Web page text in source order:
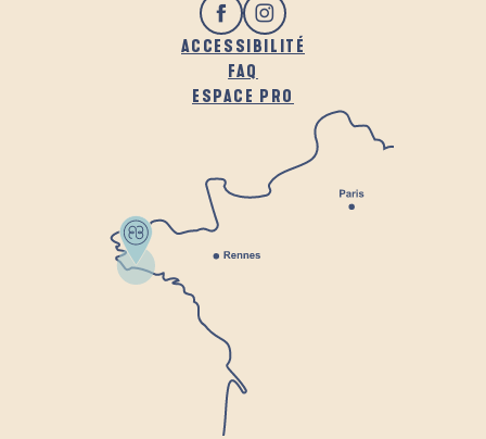
ACCESSIBILITÉ
FAQ
ESPACE PRO